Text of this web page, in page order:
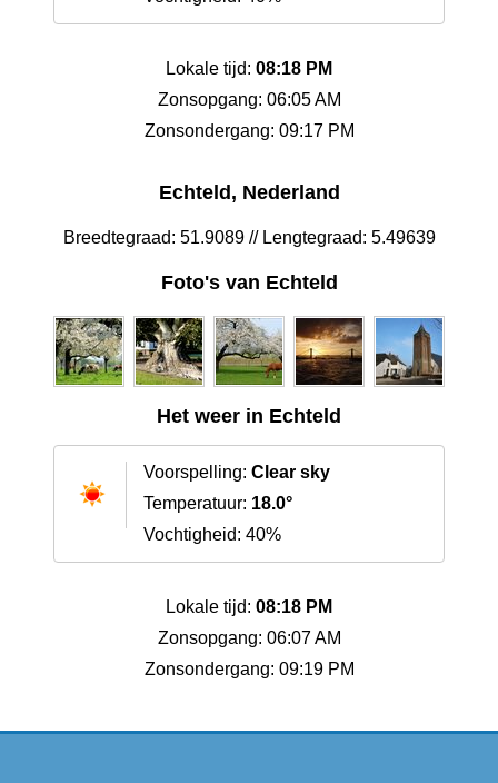
Lokale tijd: 08:18 PM
Zonsopgang: 06:05 AM
Zonsondergang: 09:17 PM
Echteld, Nederland
Breedtegraad: 51.9089 // Lengtegraad: 5.49639
Foto's van Echteld
Het weer in Echteld
Voorspelling: Clear sky
Temperatuur: 18.0°
Vochtigheid: 40%
Lokale tijd: 08:18 PM
Zonsopgang: 06:07 AM
Zonsondergang: 09:19 PM